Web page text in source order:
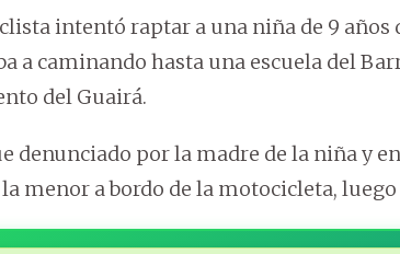
intentó raptar a una niña de 9 años
a caminando hasta una escuela del
del Guairá.
denunciado por la madre de la niña y
menor a bordo de la motocicleta,